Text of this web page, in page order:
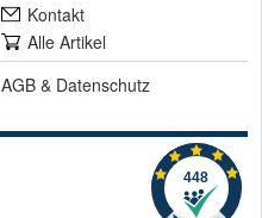
Kontakt
Alle Artikel
AGB & Datenschutz